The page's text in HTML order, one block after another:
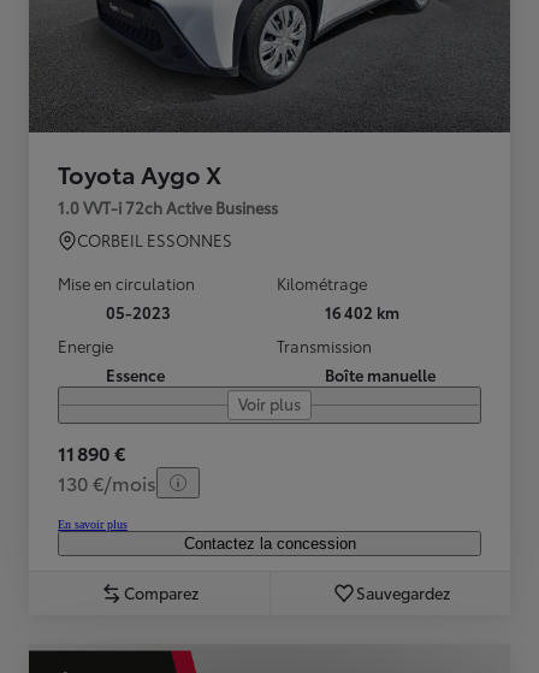
Toyota Aygo X
1.0 VVT-i 72ch Active Business
CORBEIL ESSONNES
Mise en circulation
05-2023
Kilométrage
16 402 km
Energie
Essence
Transmission
Boîte manuelle
Voir plus
11 890 €
130 €/mois
En savoir plus
Contactez la concession
Comparez Sauvegardez